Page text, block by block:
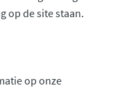
op de site staan.
op onze